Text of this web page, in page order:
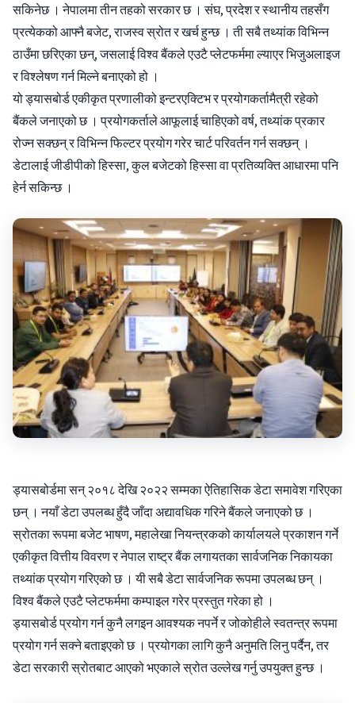
सकिनेछ । नेपालमा तीन तहको सरकार छ । संघ, प्रदेश र स्थानीय तहसँग
प्रत्येकको आफ्नै बजेट, राजस्व स्रोत र खर्च हुन्छ । ती सबै तथ्यांक विभिन्न
ठाउँमा छरिएका छन्, जसलाई विश्व बैंकले एउटै प्लेटफर्ममा ल्याएर भिजुअलाइज
र विश्लेषण गर्न मिल्ने बनाएको हो ।
यो ड्यासबोर्ड एकीकृत प्रणालीको इन्टरएक्टिभ र प्रयोगकर्तामैत्री रहेको
बैंकले जनाएको छ । प्रयोगकर्ताले आफूलाई चाहिएको वर्ष, तथ्यांक प्रकार
रोज्न सक्छन् र विभिन्न फिल्टर प्रयोग गरेर चार्ट परिवर्तन गर्न सक्छन् ।
डेटालाई जीडीपीको हिस्सा, कुल बजेटको हिस्सा वा प्रतिव्यक्ति आधारमा पनि
हेर्न सकिन्छ ।
ड्यासबोर्डमा सन् २०१८ देखि २०२२ सम्मका ऐतिहासिक डेटा समावेश गरिएका
छन् । नयाँ डेटा उपलब्ध हुँदै जाँदा अद्यावधिक गरिने बैंकले जनाएको छ ।
स्रोतका रूपमा बजेट भाषण, महालेखा नियन्त्रकको कार्यालयले प्रकाशन गर्ने
एकीकृत वित्तीय विवरण र नेपाल राष्ट्र बैंक लगायतका सार्वजनिक निकायका
तथ्यांक प्रयोग गरिएको छ । यी सबै डेटा सार्वजनिक रूपमा उपलब्ध छन् ।
विश्व बैंकले एउटै प्लेटफर्ममा कम्पाइल गरेर प्रस्तुत गरेका हो ।
ड्यासबोर्ड प्रयोग गर्न कुनै लगइन आवश्यक नपर्ने र जोकोहीले स्वतन्त्र रूपमा
प्रयोग गर्न सक्ने बताइएको छ । प्रयोगका लागि कुनै अनुमति लिनु पर्दैन, तर
डेटा सरकारी स्रोतबाट आएको भएकाले स्रोत उल्लेख गर्नु उपयुक्त हुन्छ ।